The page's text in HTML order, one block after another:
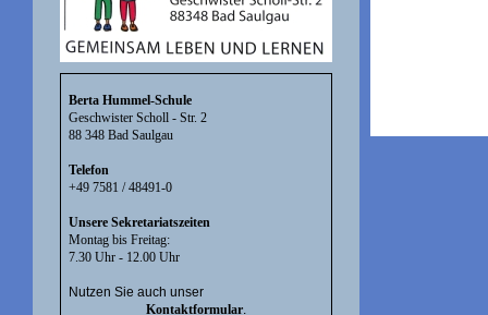
Berta Hummel-Schule
Geschwister Scholl - Str. 2
88 348 Bad Saulgau
Telefon
+49 7581 / 48491-0
Unsere Sekretariatszeiten
Montag bis Freitag:
7.30 Uhr - 12.00 Uhr
Nutzen Sie auch unser
Kontaktformular.